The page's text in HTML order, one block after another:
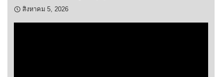
สิงหาคม 5, 2026